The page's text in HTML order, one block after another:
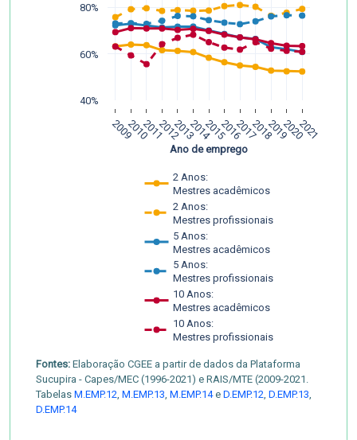
2009201020112012201320142015201620172018201920202021
40%
60%
80%
2 Anos:
Mestres acadêmicos
2 Anos:
Mestres profissionais
5 Anos:
Mestres acadêmicos
5 Anos:
Mestres profissionais
10 Anos:
Mestres acadêmicos
10 Anos:
Mestres profissionais
Ano de emprego
Fontes: Elaboração CGEE a partir de dados da Plataforma
Sucupira - Capes/MEC (1996-2021) e RAIS/MTE (2009-2021.
Tabelas M.EMP.12, M.EMP.13, M.EMP.14e D.EMP.12, D.EMP.13,
D.EMP.14